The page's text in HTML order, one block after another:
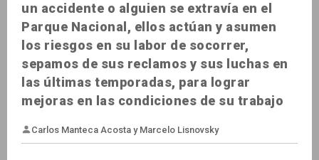
un accidente o alguien se extravía en el
Parque Nacional, ellos actúan y asumen
los riesgos en su labor de socorrer,
sepamos de sus reclamos y sus luchas en
las últimas temporadas, para lograr
mejoras en las condiciones de su trabajo